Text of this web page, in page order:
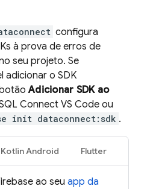
configura
à prova de erros de
seu projeto. Se
adicionar o SDK
botãoAdicionar SDK ao
Connect VS Code ou
init dataconnect:sdk .
Kotlin Android Flutter
ao seu app da